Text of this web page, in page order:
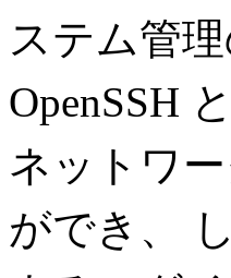
ステム管
OpenSSH
ネットワ
ができ、